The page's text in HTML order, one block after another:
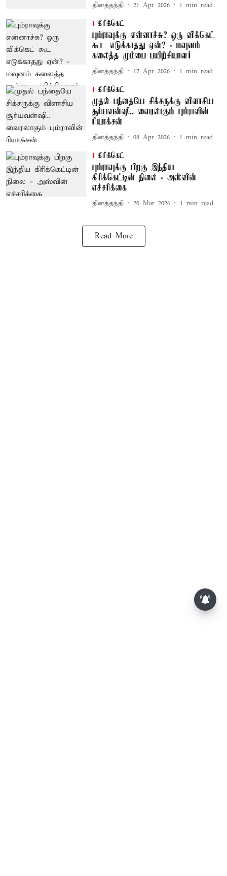
தினத்தந்தி 21 Apr 2026 1 min read
கிரிக்கெட்
பும்ராவுக்கு என்னாச்சு? ஒரு விக்கெட்
கூட எடுக்காதது ஏன்? - மவுனம்
கலைத்த மும்பை பயிற்சியாளர்
தினத்தந்தி 17 Apr 2026 1 min read
கிரிக்கெட்
முதல் பந்தையே சிக்சருக்கு விளாசிய
சூர்யவன்ஷி.. வைரலாகும் பும்ராவின்
ரியாக்சன்
தினத்தந்தி 08 Apr 2026 1 min read
கிரிக்கெட்
பும்ராவுக்கு பிறகு இந்திய
கிரிக்கெட்டின் நிலை - அஸ்வின்
எச்சரிக்கை
தினத்தந்தி 20 Mar 2026 1 min read
Read More